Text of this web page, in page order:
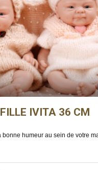
IVITA 36 CM
bonne humeur au sein de votre